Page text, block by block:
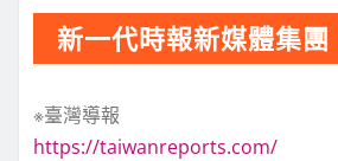
新一代時報新媒體集團
※臺灣導報
https://taiwanreports.com/